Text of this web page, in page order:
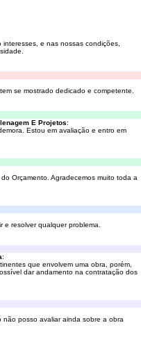
e nas nossas condições,
se mostrado dedicado e competente.
E Projetos:
Estou em avaliação e entro em
Orçamento. Agradecemos muito toda a
resolver qualquer problema.
:
que envolvem uma obra, porém,
dar andamento na contratação dos
posso avaliar ainda sobre a obra